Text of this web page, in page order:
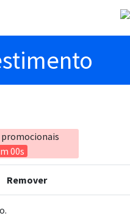
promocionais
00s
Remover